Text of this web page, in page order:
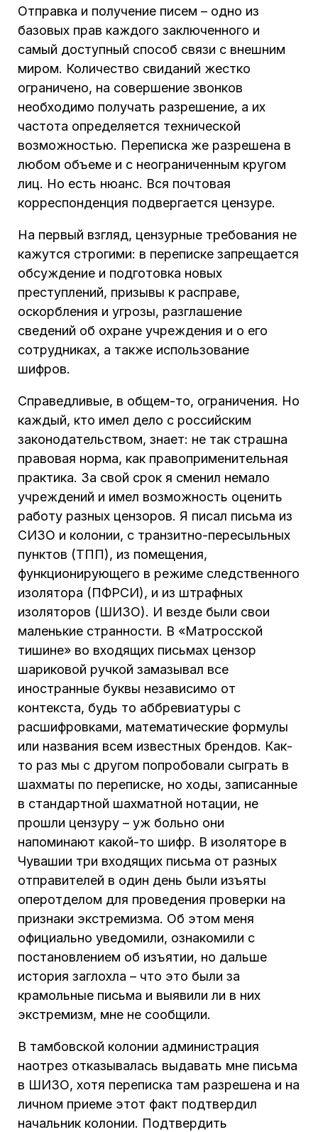
Отправка и получение писем – одно из
базовых прав каждого заключенного и
самый доступный способ связи с внешним
миром. Количество свиданий жестко
ограничено, на совершение звонков
необходимо получать разрешение, а их
частота определяется технической
возможностью. Переписка же разрешена в
любом объеме и с неограниченным кругом
лиц. Но есть нюанс. Вся почтовая
корреспонденция подвергается цензуре.
На первый взгляд, цензурные требования не
кажутся строгими: в переписке запрещается
обсуждение и подготовка новых
преступлений, призывы к расправе,
оскорбления и угрозы, разглашение
сведений об охране учреждения и о его
сотрудниках, а также использование
шифров.
Справедливые, в общем-то, ограничения. Но
каждый, кто имел дело с российским
законодательством, знает: не так страшна
правовая норма, как правоприменительная
практика. За свой срок я сменил немало
учреждений и имел возможность оценить
работу разных цензоров. Я писал письма из
СИЗО и колонии, с транзитно-пересыльных
пунктов (ТПП), из помещения,
функционирующего в режиме следственного
изолятора (ПФРСИ), и из штрафных
изоляторов (ШИЗО). И везде были свои
маленькие странности. В «Матросской
тишине» во входящих письмах цензор
шариковой ручкой замазывал все
иностранные буквы независимо от
контекста, будь то аббревиатуры с
расшифровками, математические формулы
или названия всем известных брендов. Как-
то раз мы с другом попробовали сыграть в
шахматы по переписке, но ходы, записанные
в стандартной шахматной нотации, не
прошли цензуру – уж больно они
напоминают какой-то шифр. В изоляторе в
Чувашии три входящих письма от разных
отправителей в один день были изъяты
оперотделом для проведения проверки на
признаки экстремизма. Об этом меня
официально уведомили, ознакомили с
постановлением об изъятии, но дальше
история заглохла – что это были за
крамольные письма и выявили ли в них
экстремизм, мне не сообщили.
В тамбовской колонии администрация
наотрез отказывалась выдавать мне письма
в ШИЗО, хотя переписка там разрешена и на
личном приеме этот факт подтвердил
начальник колонии. Подтвердить